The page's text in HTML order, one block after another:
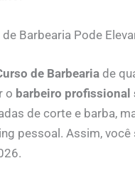
Barbearia Pode
de Barbeariade
o barbeiro profissional
de corte e barba,
pessoal. Assim,